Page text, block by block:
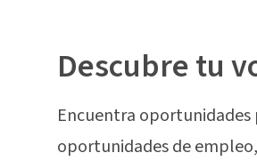
Descubre tu
Encuentra
oportunidades de